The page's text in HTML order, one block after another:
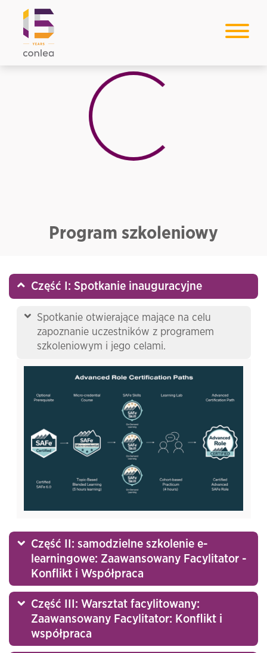
Loading...
Program szkoleniowy
Część I: Spotkanie inauguracyjne
Spotkanie otwierające mające na celu
zapoznanie uczestników z programem
szkoleniowym i jego celami.
Część II: samodzielne szkolenie e-
learningowe: Zaawansowany Facylitator -
Konflikt i Współpraca
Część III: Warsztat facylitowany:
Zaawansowany Facylitator: Konflikt i
współpraca